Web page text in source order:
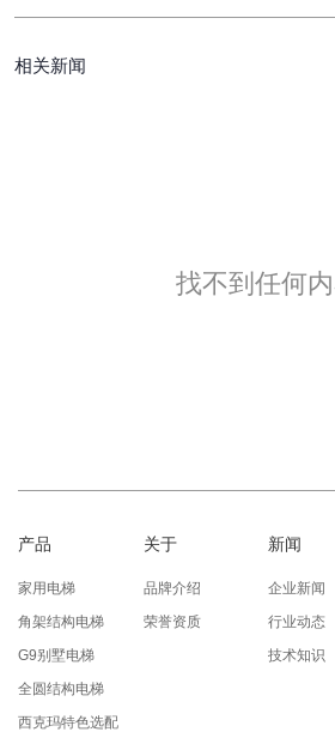
相关新闻
找不到任何
产品
家用电梯
角架结构电梯
G9别墅电梯
全圆结构电梯
西克玛特色选配
关于
品牌介绍
荣誉资质
新闻
企业新闻
行业动态
技术知识